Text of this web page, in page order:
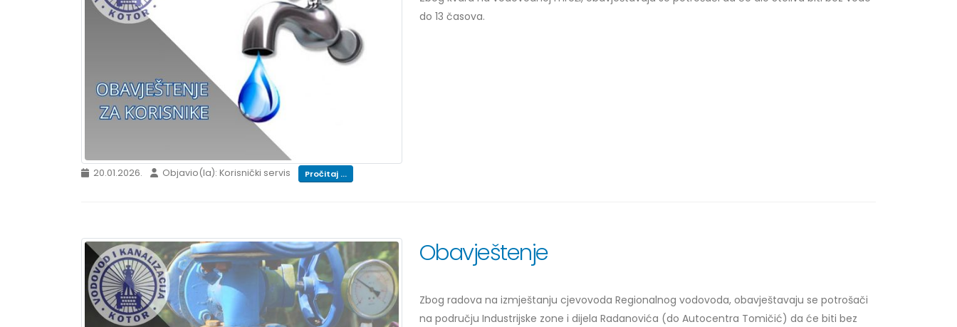
do 13 časova.
20.01.2026. Objavio(la): Korisnički servis Pročitaj ...
Obavještenje
Zbog radova na izmještanju cjevovoda Regionalnog vodovoda, obavještavaju se potrošači
na području Industrijske zone i dijela Radanovića (do Autocentra Tomičić) da će biti bez